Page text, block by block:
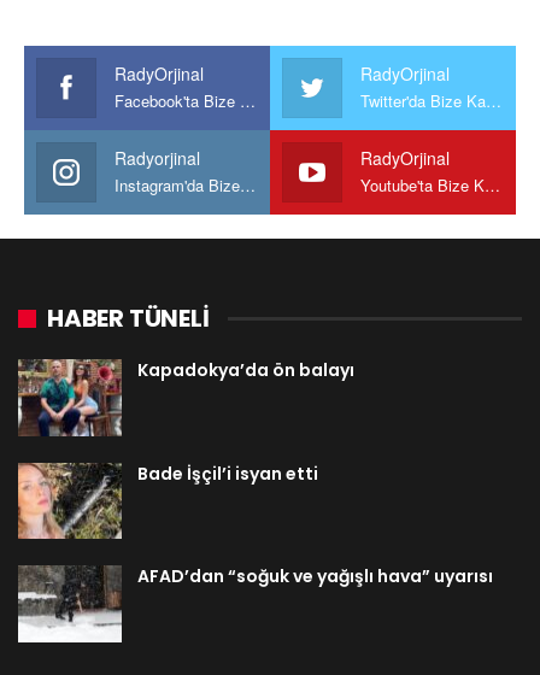
RadyOrjinal
Facebook'ta Bize Katılın
RadyOrjinal
Twitter'da Bize Katılın
Radyorjinal
Instagram'da Bize katılın
RadyOrjinal
Youtube'ta Bize Katılın
HABER TÜNELİ
Kapadokya’da ön balayı
Bade İşçil’i isyan etti
AFAD’dan “soğuk ve yağışlı hava” uyarısı